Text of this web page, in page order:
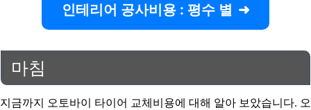
인테리어 공사비용 : 평수 별
마침
지금까지 오토바이 타이어 교체비용에 대해 알아 보았습니다. 오